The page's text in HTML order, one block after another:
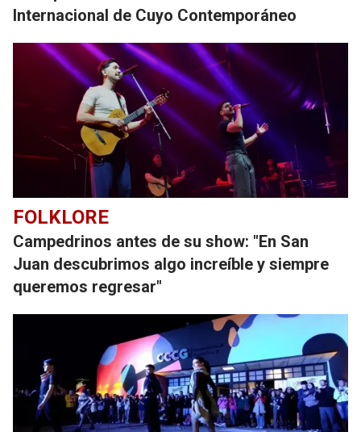
Internacional de Cuyo Contemporáneo
FOLKLORE
Campedrinos antes de su show: "En San
Juan descubrimos algo increíble y siempre
queremos regresar"